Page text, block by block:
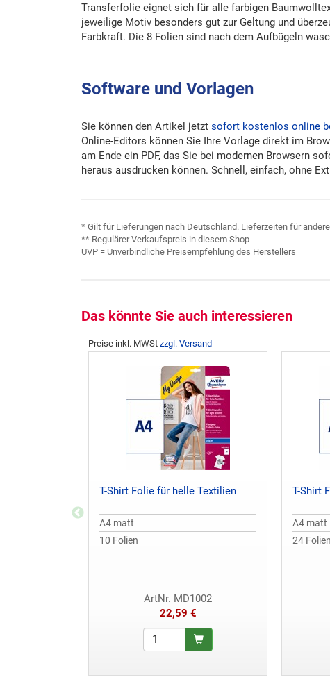
Transferfolie eignet sich für alle farbigen
jeweilige Motiv besonders gut zur Geltung und
Farbkraft. Die 8 Folien sind nach dem Aufbügeln
Software und Vorlagen
Sie können den Artikel jetzt sofort kostenlos online
Online-Editors können Sie Ihre Vorlage direkt im
am Ende ein PDF, das Sie bei modernen Browsern
heraus ausdrucken können. Schnell, einfach, ohne
* Gilt für Lieferungen nach Deutschland. Lieferzeiten für
** Regulärer Verkaufspreis in diesem Shop
UVP = Unverbindliche Preisempfehlung des Herstellers
Das könnte Sie auch interessieren
Preise inkl. MWSt zzgl. Versand
T-Shirt Folie für helle Textilien
A4 matt
10 Folien
ArtNr. MD1002
22,59 €
T-Shirt
A4 matt
24 Folien